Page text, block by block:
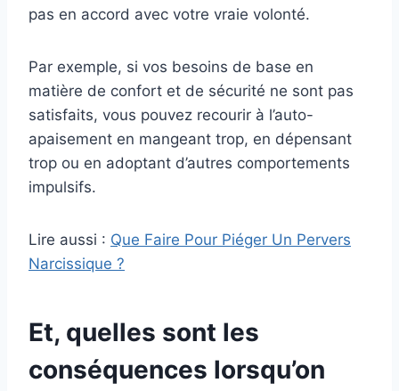
pas en accord avec votre vraie volonté.
Par exemple, si vos besoins de base en
matière de confort et de sécurité ne sont pas
satisfaits, vous pouvez recourir à l’auto-
apaisement en mangeant trop, en dépensant
trop ou en adoptant d’autres comportements
impulsifs.
Lire aussi : Que Faire Pour Piéger Un Pervers
Narcissique ?
Et, quelles sont les
conséquences lorsqu’on